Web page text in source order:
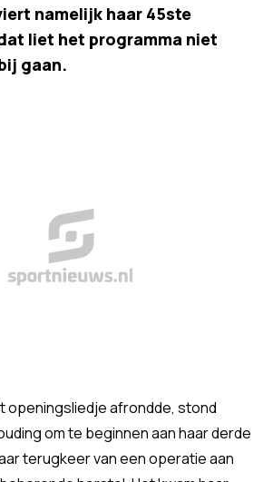
namelijk haar 45ste
liet het programma niet
gaan.
openingsliedje afrondde, stond
om te beginnen aan haar derde
terugkeer van een operatie aan